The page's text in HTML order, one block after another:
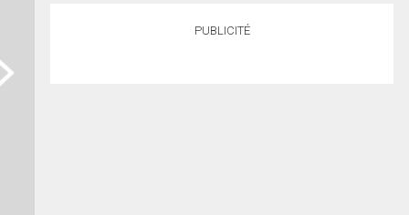
PUBLICITÉ